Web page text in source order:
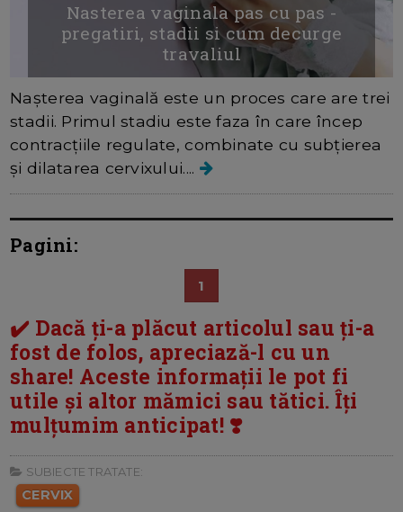
Nasterea vaginala pas cu pas -
pregatiri, stadii si cum decurge
travaliul
Nașterea vaginală este un proces care are trei
stadii. Primul stadiu este faza în care încep
contracțiile regulate, combinate cu subțierea
și dilatarea cervixului....
Pagini:
1
✔️ Dacă ți-a plăcut articolul sau ți-a
fost de folos, apreciază-l cu un
share! Aceste informații le pot fi
utile și altor mămici sau tătici. Îți
mulțumim anticipat! ❣️
SUBIECTE TRATATE:
CERVIX